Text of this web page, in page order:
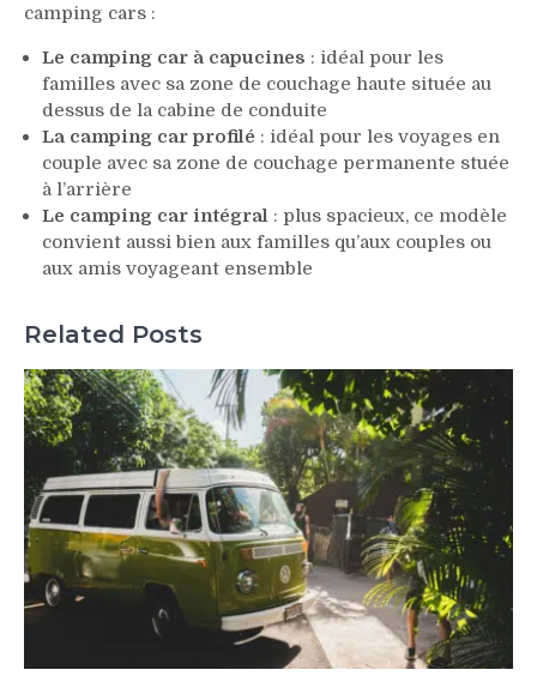
camping cars :
Le camping car à capucines : idéal pour les
familles avec sa zone de couchage haute située au
dessus de la cabine de conduite
La camping car profilé : idéal pour les voyages en
couple avec sa zone de couchage permanente stuée
à l’arrière
Le camping car intégral : plus spacieux, ce modèle
convient aussi bien aux familles qu’aux couples ou
aux amis voyageant ensemble
Related Posts